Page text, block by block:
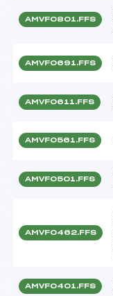
AMVF0801.FFS
AMVF0691.FFS
AMVF0611.FFS
AMVF0561.FFS
AMVF0501.FFS
AMVF0462.FFS
AMVF0401.FFS